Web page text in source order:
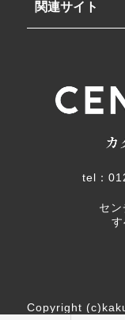
関連サイト
tel：
セン
Copyright